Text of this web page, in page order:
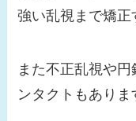
強い乱視まで矯正
また不正乱視や
ンタクトもありま